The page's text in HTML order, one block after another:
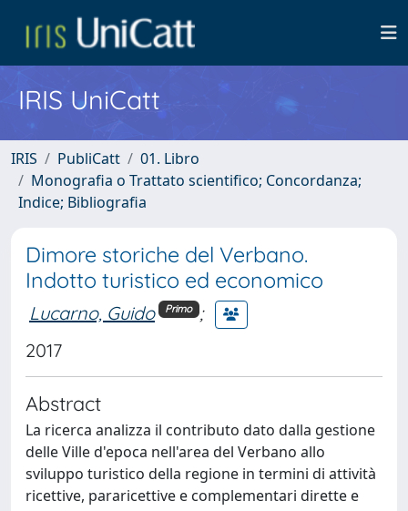
IRIS UniCatt
IRIS PubliCatt
01. Libro
Monografia o Trattato scientifico; Concordanza;
Indice; Bibliografia
Dimore storiche del Verbano.
Indotto turistico ed economico
Lucarno, Guido Primo ;
2017
Abstract
La ricerca analizza il contributo dato dalla gestione
delle Ville d'epoca nell'area del Verbano allo
sviluppo turistico della regione in termini di attività
ricettive, pararicettive e complementari dirette e